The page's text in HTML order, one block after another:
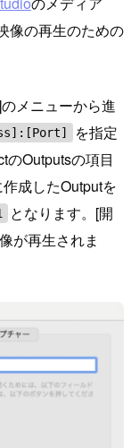
像の再生のための
メニューから進
を指定
のOutputsの項目
成したOutputを
となります。[開
が再生されま